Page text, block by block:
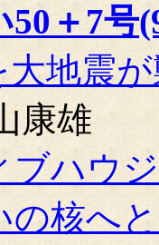
＋7号
大地震
康雄
ブハウ
の核へ